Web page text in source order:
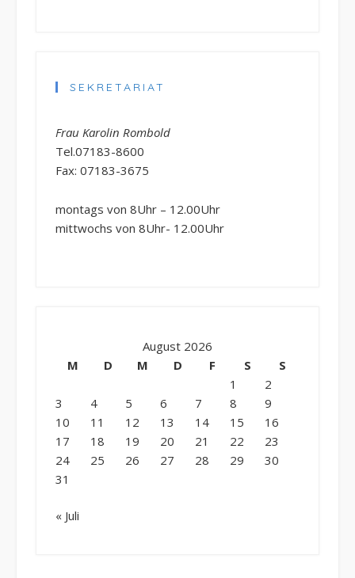
SEKRETARIAT
Frau Karolin Rombold
Tel.07183-8600
Fax: 07183-3675
montags von 8Uhr – 12.00Uhr
mittwochs von 8Uhr- 12.00Uhr
August 2026
M
D M D F S
S
1
2
3
4 5 6 7 8
9
10
11 12 13 14 15
16
17
18 19 20 21 22
23
24
25 26 27 28 29
30
31
« Juli